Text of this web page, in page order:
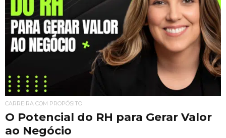
CARREIRA COM PROPÓSITO
O Potencial do RH para Gerar Valor
ao Negócio